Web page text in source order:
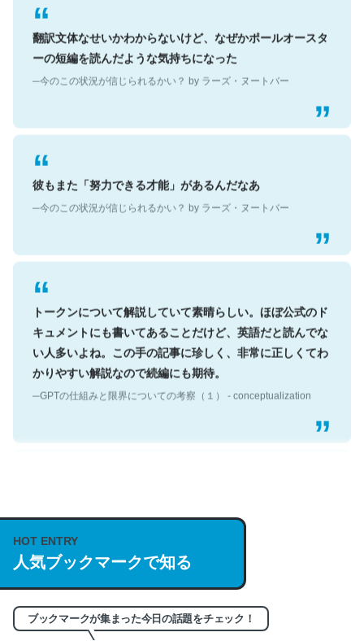
翻訳文体なせいかわからないけど、なぜかポールオースタ
ーの短編を読んだような気持ちになった
彼もまた「努力できる才能」があるんだなあ
トークンについて解説していて素晴らしい。ほぼ公式のド
キュメントにも書いてあることだけど、英語だと読んでな
い人多いよね。この手の記事に珍しく、非常に正しくてわ
かりやすい解説なので続編にも期待。
/064121
HOT ENTRY
人気ブックマークで知る
ブックマークが集まった今日の話題をチェック！